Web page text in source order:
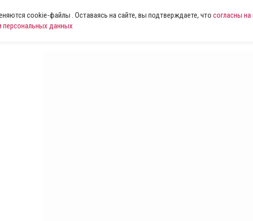
cookie-файлы . Оставаясь на сайте, вы подтверждаете, что согласны на
персональных данных